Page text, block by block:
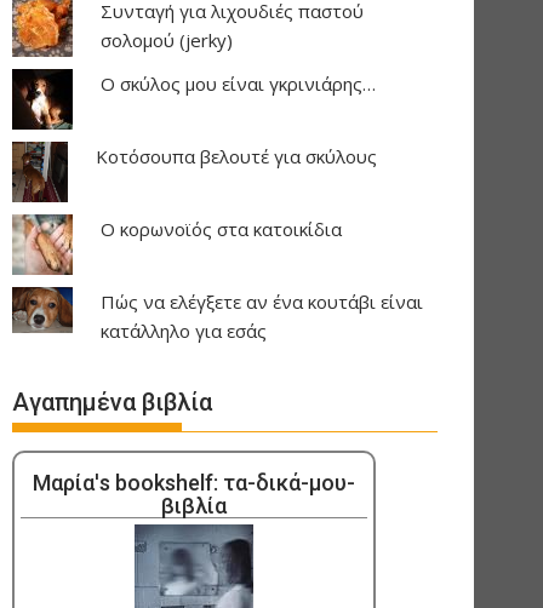
Συνταγή για λιχουδιές παστού
σολομού (jerky)
Ο σκύλος μου είναι γκρινιάρης…
Κοτόσουπα βελουτέ για σκύλους
Ο κορωνοϊός στα κατοικίδια
Πώς να ελέγξετε αν ένα κουτάβι είναι
κατάλληλο για εσάς
Αγαπημένα βιβλία
Μαρία's bookshelf: τα-δικά-μου-
βιβλία